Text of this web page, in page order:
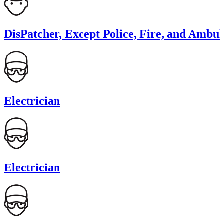
DisPatcher, Except Police, Fire, and
Electrician
Electrician